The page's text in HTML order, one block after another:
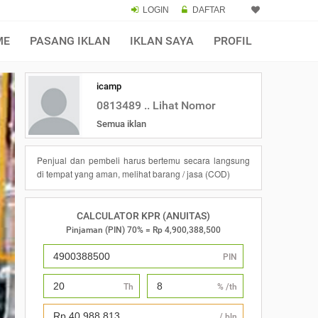
LOGIN DAFTAR
PASANG IKLAN IKLAN SAYA PROFIL
icamp
0813489 .. Lihat Nomor
Semua iklan
Penjual dan pembeli harus bertemu secara langsung
di tempat yang aman, melihat barang / jasa (COD)
CALCULATOR KPR (ANUITAS)
Pinjaman (PIN) 70% = Rp 4,900,388,500
PIN
Th % /th